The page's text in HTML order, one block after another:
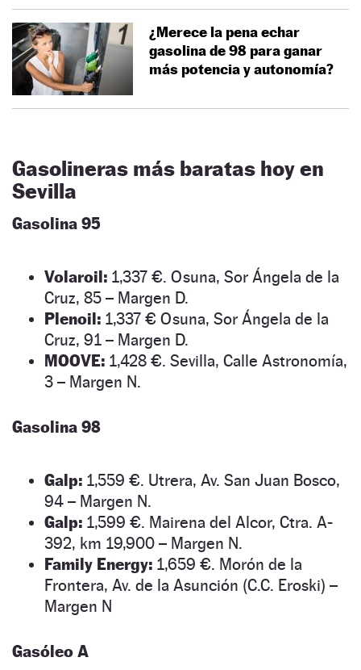
¿Merece la pena echar
gasolina de 98 para ganar
más potencia y autonomía?
Gasolineras más baratas hoy en
Sevilla
Gasolina 95
Volaroil: 1,337 €. Osuna, Sor Ángela de la
Cruz, 85 – Margen D.
Plenoil: 1,337 € Osuna, Sor Ángela de la
Cruz, 91 – Margen D.
MOOVE: 1,428 €. Sevilla, Calle Astronomía,
3 – Margen N.
Gasolina 98
Galp: 1,559 €. Utrera, Av. San Juan Bosco,
94 – Margen N.
Galp: 1,599 €. Mairena del Alcor, Ctra. A-
392, km 19,900 – Margen N.
Family Energy: 1,659 €. Morón de la
Frontera, Av. de la Asunción (C.C. Eroski) –
Margen N
Gasóleo A